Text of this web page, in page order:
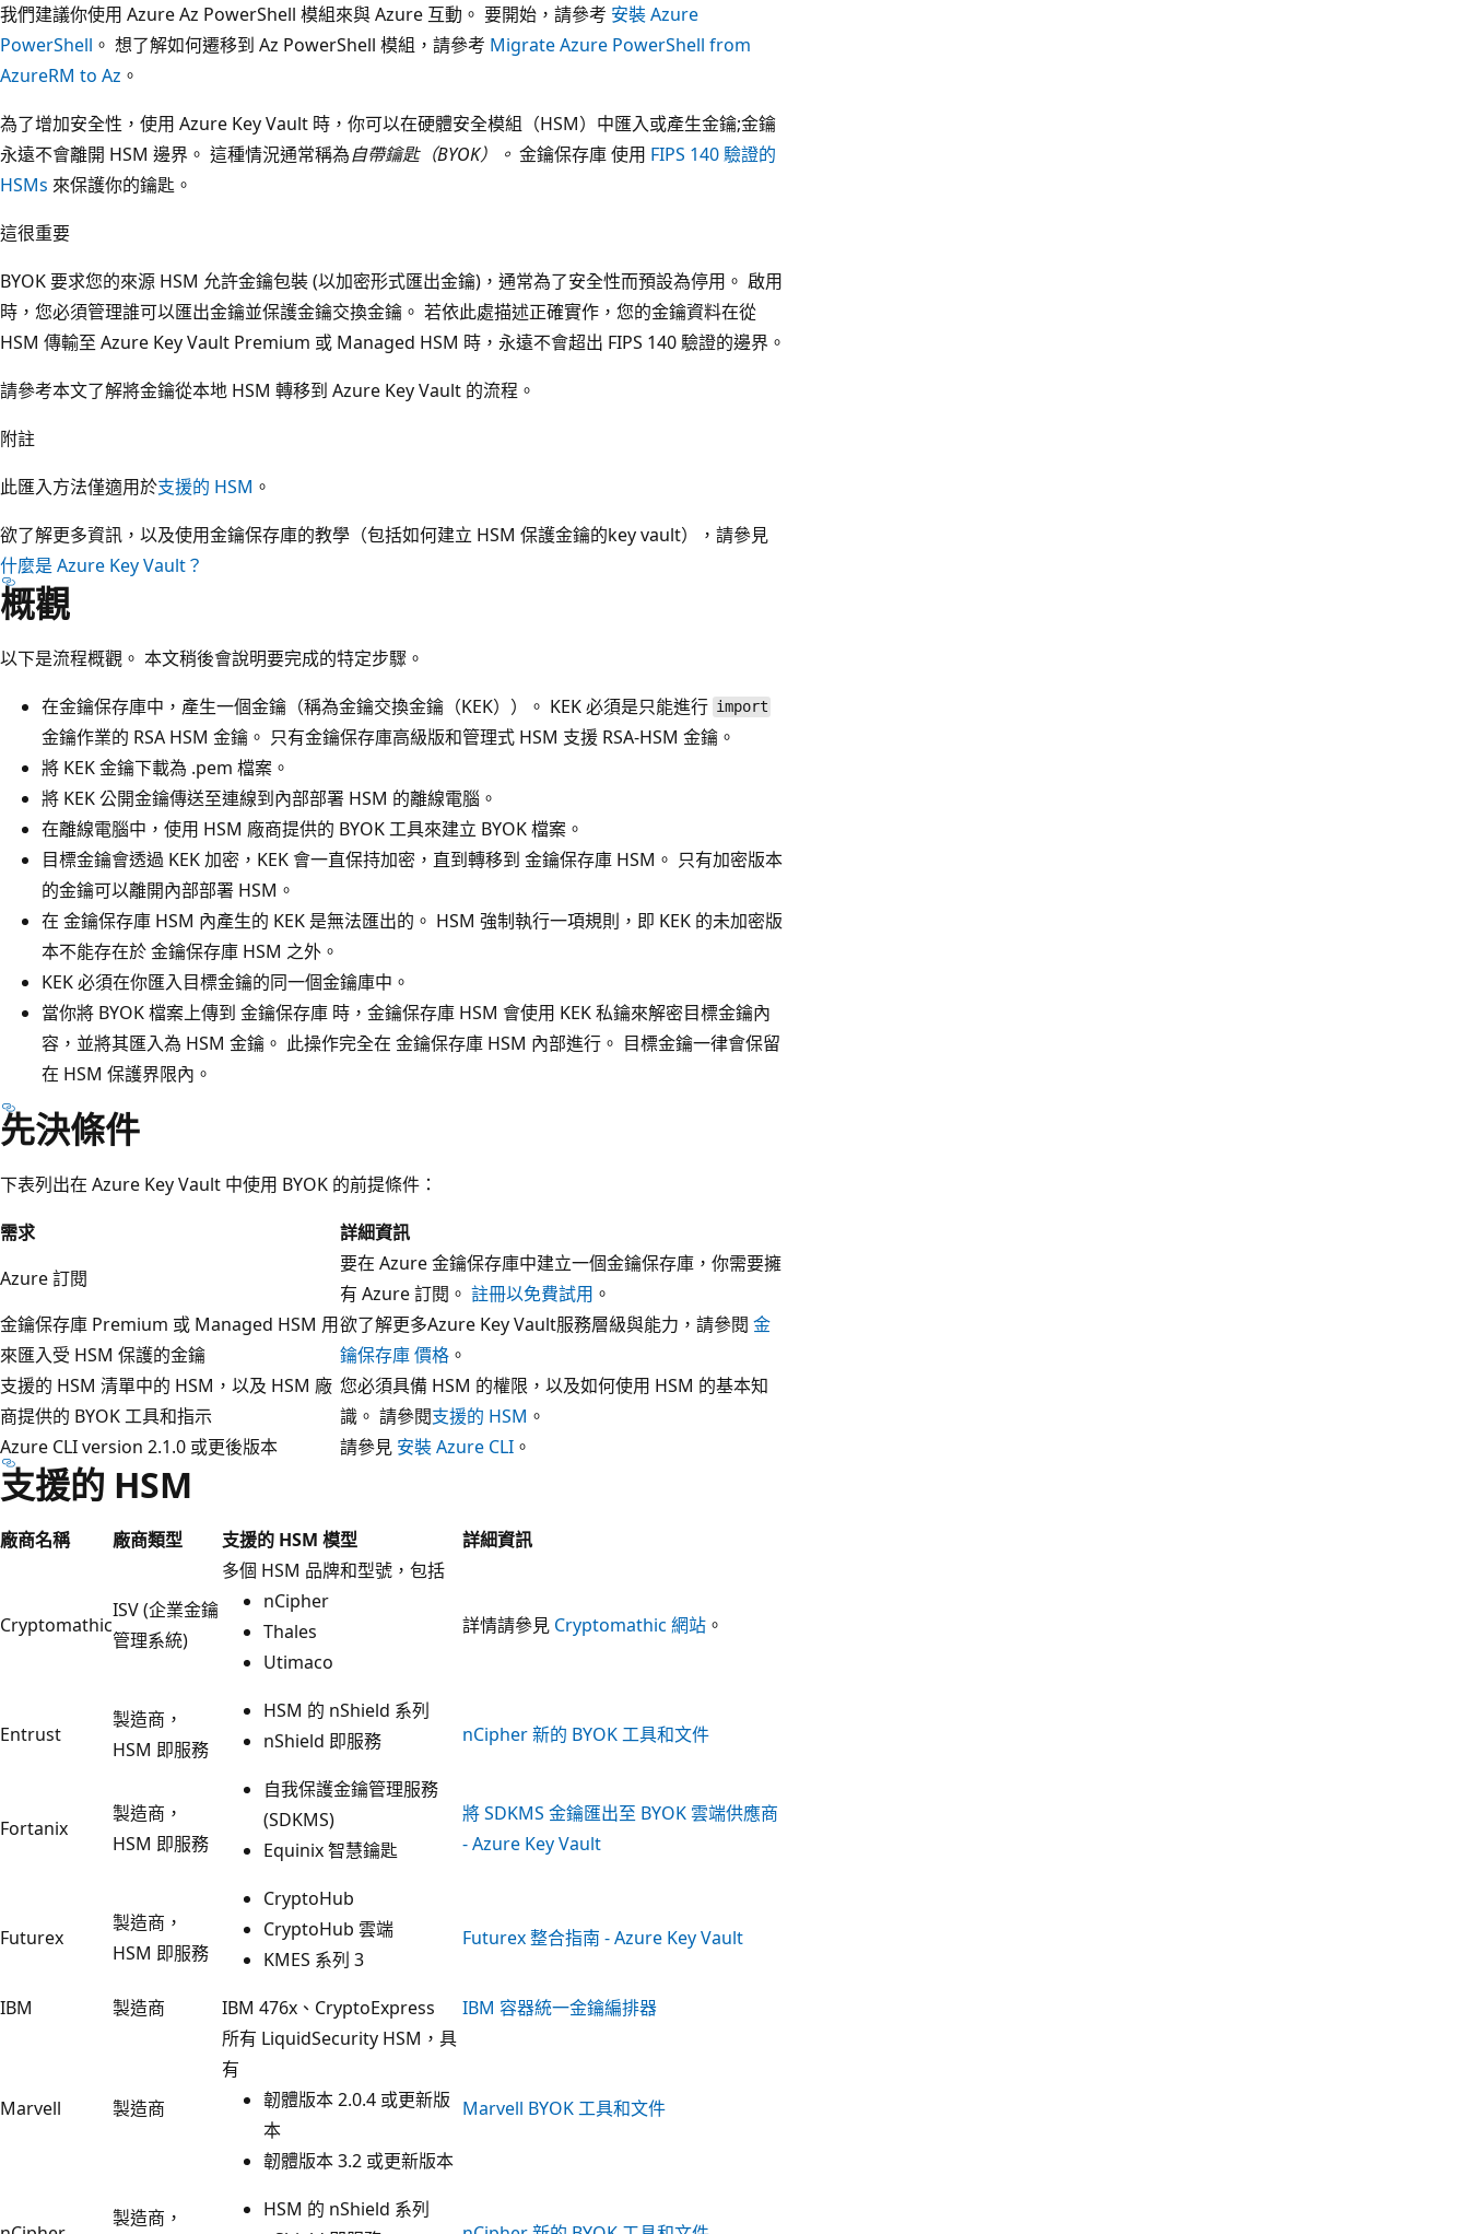
我們建議你使用 Azure Az PowerShell 模組來與 Azure 互動。 要開始，請參考 安裝 Azure
PowerShell 。 想了解如何遷移到 Az PowerShell 模組，請參考 Migrate Azure PowerShell from
AzureRM to Az 。
為了增加安全性，使用 Azure Key Vault 時，你可以在硬體安全模組（HSM）中匯入或產生金鑰;金鑰
永遠不會離開 HSM 邊界。 這種情況通常稱為自帶鑰匙（BYOK）。 金鑰保存庫 使用 FIPS 140 驗證的
HSMs 來保護你的鑰匙。
這很重要
BYOK 要求您的來源 HSM 允許金鑰包裝 (以加密形式匯出金鑰)，通常為了安全性而預設為停用。 啟用
時，您必須管理誰可以匯出金鑰並保護金鑰交換金鑰。 若依此處描述正確實作，您的金鑰資料在從
HSM 傳輸至 Azure Key Vault Premium 或 Managed HSM 時，永遠不會超出 FIPS 140 驗證的邊界。
請參考本文了解將金鑰從本地 HSM 轉移到 Azure Key Vault 的流程。
附註
此匯入方法僅適用於支援的 HSM 。
欲了解更多資訊，以及使用金鑰保存庫的教學（包括如何建立 HSM 保護金鑰的key vault），請參見
什麼是 Azure Key Vault？
概觀
以下是流程概觀。 本文稍後會說明要完成的特定步驟。
在金鑰保存庫中，產生一個金鑰（稱為金鑰交換金鑰（KEK））。 KEK 必須是只能進行 import
金鑰作業的 RSA HSM 金鑰。 只有金鑰保存庫高級版和管理式 HSM 支援 RSA-HSM 金鑰。
將 KEK 金鑰下載為 .pem 檔案。
將 KEK 公開金鑰傳送至連線到內部部署 HSM 的離線電腦。
在離線電腦中，使用 HSM 廠商提供的 BYOK 工具來建立 BYOK 檔案。
目標金鑰會透過 KEK 加密，KEK 會一直保持加密，直到轉移到 金鑰保存庫 HSM。 只有加密版本
的金鑰可以離開內部部署 HSM。
在 金鑰保存庫 HSM 內產生的 KEK 是無法匯出的。 HSM 強制執行一項規則，即 KEK 的未加密版
本不能存在於 金鑰保存庫 HSM 之外。
KEK 必須在你匯入目標金鑰的同一個金鑰庫中。
當你將 BYOK 檔案上傳到 金鑰保存庫 時，金鑰保存庫 HSM 會使用 KEK 私鑰來解密目標金鑰內
容，並將其匯入為 HSM 金鑰。 此操作完全在 金鑰保存庫 HSM 內部進行。 目標金鑰一律會保留
在 HSM 保護界限內。
先決條件
下表列出在 Azure Key Vault 中使用 BYOK 的前提條件：
需求
詳細資訊
Azure 訂閱
要在 Azure 金鑰保存庫中建立一個金鑰保存庫，你需要擁
有 Azure 訂閱。 註冊以免費試用 。
金鑰保存庫 Premium 或 Managed HSM 用
來匯入受 HSM 保護的金鑰
欲了解更多Azure Key Vault服務層級與能力，請參閱 金
鑰保存庫 價格 。
支援的 HSM 清單中的 HSM，以及 HSM 廠
商提供的 BYOK 工具和指示
您必須具備 HSM 的權限，以及如何使用 HSM 的基本知
識。 請參閱支援的 HSM 。
Azure CLI version 2.1.0 或更後版本
請參見 安裝 Azure CLI 。
支援的 HSM
廠商名稱 廠商類型 支援的 HSM 模型 詳細資訊
Cryptomathic
ISV (企業金鑰
管理系統)
多個 HSM 品牌和型號，包括
nCipher
Thales
Utimaco
詳情請參見 Cryptomathic 網站 。
Entrust
製造商，
HSM 即服務
HSM 的 nShield 系列
nShield 即服務
nCipher 新的 BYOK 工具和文件
Fortanix
製造商，
HSM 即服務
自我保護金鑰管理服務
(SDKMS)
Equinix 智慧鑰匙
將 SDKMS 金鑰匯出至 BYOK 雲端供應商
- Azure Key Vault
Futurex
製造商，
HSM 即服務
CryptoHub
CryptoHub 雲端
KMES 系列 3
Futurex 整合指南 - Azure Key Vault
IBM 製造商 IBM 476x、CryptoExpress IBM 容器統一金鑰編排器
Marvell 製造商
所有 LiquidSecurity HSM，具
有
韌體版本 2.0.4 或更新版
本
韌體版本 3.2 或更新版本
Marvell BYOK 工具和文件
製造商，
HSM 的 nShield 系列